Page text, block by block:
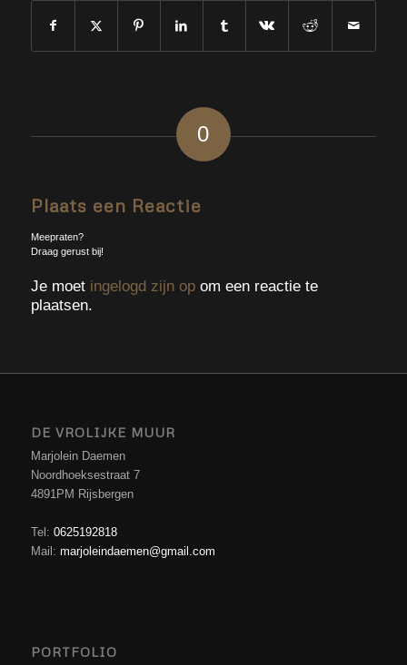
0
Plaats een Reactie
Meepraten?
Draag gerust bij!
Je moet ingelogd zijn opom een reactie te
plaatsen.
DE VROLIJKE MUUR
Marjolein Daemen
Noordhoeksestraat 7
4891PM Rijsbergen
Tel: 0625192818
Mail: marjoleindaemen@gmail.com
PORTFOLIO